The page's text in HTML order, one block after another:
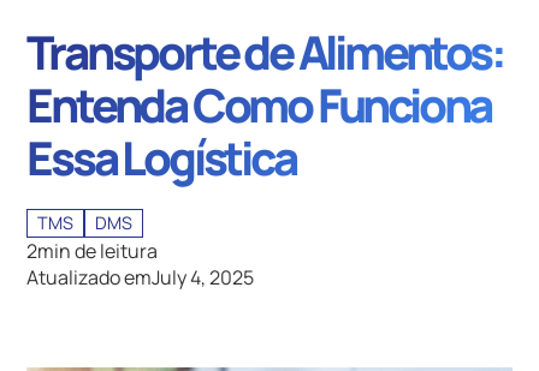
Transporte de Alimentos:
Entenda Como Funciona
Essa Logística
TMS DMS
2min de leitura
Atualizado emJuly 4, 2025